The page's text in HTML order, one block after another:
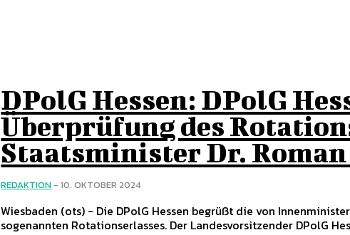
DPolG Hessen: DPolG
Überprüfung des
Staatsminister Dr. Roman
REDAKTION - 10. OKTOBER 2024
Wiesbaden (ots) - Die DPolG Hessen begrüßt die von Innenminister Dr. Roman Poseck angekündigte Überprüfung des
sogenannten Rotationserlasses. Der Landesvorsitzender DPolG